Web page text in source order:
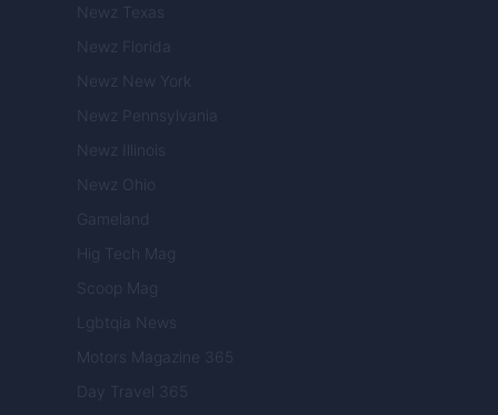
Newz Texas
Newz Florida
Newz New York
Newz Pennsylvania
Newz Illinois
Newz Ohio
Gameland
Hig Tech Mag
Scoop Mag
Lgbtqia News
Motors Magazine 365
Day Travel 365